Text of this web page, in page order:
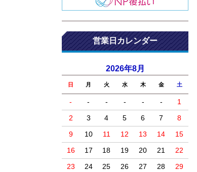
営業日カレンダー
2026年8月
日 月 火 水 木 金 土
- - - - - -
1
2
3 4 5 6 7
8
9
10 11 12 13 14
15
16
17 18 19 20 21
22
23
24 25 26 27 28 29